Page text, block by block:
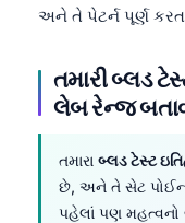
અને તે પેટર્ન પૂર્ણ
તમારી બ્લડ
લેબ રેન્જ
તમારા બ્લડ ટેસ્ટ
છે, અને તે સેટ
પહેલાં પણ મહત્વનો
Esperanto
Frysk
Norsk bokmål